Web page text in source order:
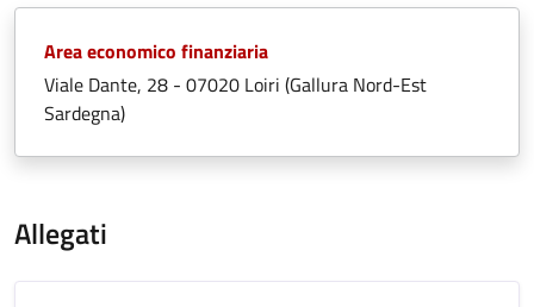
Area economico finanziaria
Viale Dante, 28 - 07020 Loiri (Gallura Nord-Est
Sardegna)
Allegati